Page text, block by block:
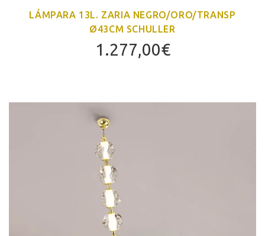
LÁMPARA 13L. ZARIA NEGRO/ORO/TRANSP
Ø43CM SCHULLER
1.277,00€